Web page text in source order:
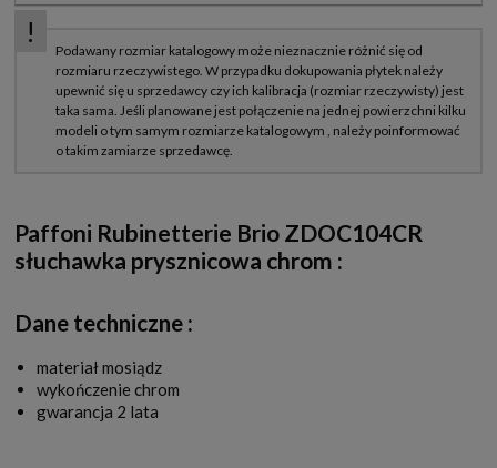
Paffoni Rubinetterie Brio ZDOC104CR
słuchawka prysznicowa chrom :
Dane techniczne :
materiał mosiądz
wykończenie chrom
gwarancja 2 lata